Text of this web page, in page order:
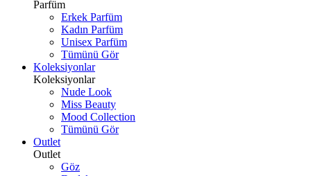
Parfüm
Erkek Parfüm
Kadın Parfüm
Unisex Parfüm
Tümünü Gör
Koleksiyonlar
Koleksiyonlar
Nude Look
Miss Beauty
Mood Collection
Tümünü Gör
Outlet
Outlet
Göz